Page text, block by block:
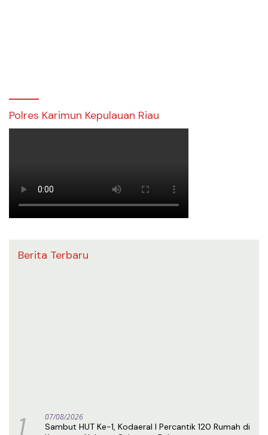
Polres Karimun Kepulauan Riau
Berita Terbaru
1 07/08/2026
Sambut HUT Ke-1, Kodaeral I Percantik 120 Rumah di